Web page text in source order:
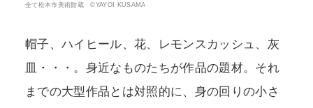
全て松本市美術館蔵 ©YAYOI KUSAMA
帽子、ハイヒール、花、レモンスカッシュ、灰
皿・・・。身近なものたちが作品の題材。それ
までの大型作品とは対照的に、身の回りの小さ